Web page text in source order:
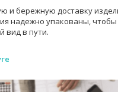
и бережную доставку
надежно упакованы, чтобы
вид в пути.